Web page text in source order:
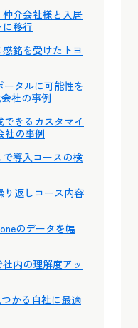
介会社様と入居
移行
銘を受けたトヨ
タルに可能性を
社の事例
きるカスタマイ
社の事例
導入コースの検
り返しコース内容
のデータを幅
内の理解度アッ
かる自社に最適